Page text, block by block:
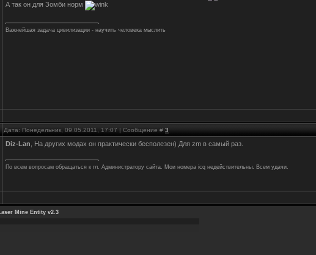
А так он для Зомби норм
Важнейшая задача цивилизации - научить человека мыслить
Дата: Понедельник, 09.05.2011, 17:07 | Сообщение # 3
Diz-Lan , На других модах он практически бесполезен) Для zm в самый раз.
По всем вопросам обращаться к гл. Администратору сайта. Мои номера icq недействительны. Всем удачи.
Laser Mine Entity v2.3